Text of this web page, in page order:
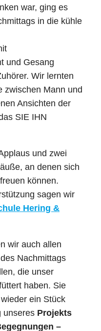
war, ging es
in die kühle
und Gesang
Wir lernten
zwischen Mann und
Ansichten der
SIE IHN
und zwei
an denen sich
können.
sagen wir
Hering &
wir auch allen
Nachmittags
die unser
haben. Sie
ein Stück
unseres Projekts
–